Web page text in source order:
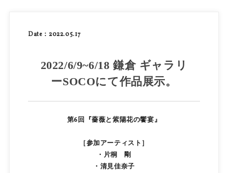
Date：2022.05.17
2022/6/9~6/18 鎌倉 ギャラリ
ーSOCOにて作品展示。
第6回『薔薇と紫陽花の饗宴』
［参加アーティスト］
・片桐 剛
・清見佳奈子